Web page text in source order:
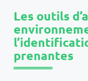
Les outils
prenantes